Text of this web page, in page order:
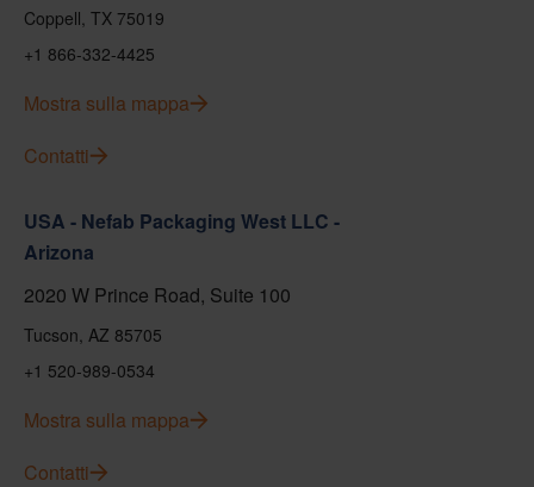
Coppell, TX 75019
+1 866-332-4425
Mostra sulla mappa
Contatti
USA - Nefab Packaging West LLC -
Arizona
2020 W Prince Road, Suite 100
Tucson, AZ 85705
+1 520-989-0534
Mostra sulla mappa
Contatti